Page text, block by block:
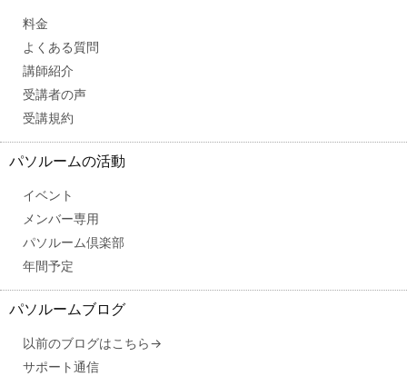
料金
よくある質問
講師紹介
受講者の声
受講規約
パソルームの活動
イベント
メンバー専用
パソルーム倶楽部
年間予定
パソルームブログ
以前のブログはこちら→
サポート通信